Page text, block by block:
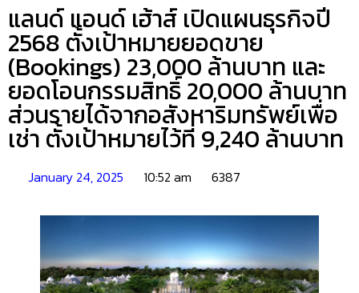
แลนด์ แอนด์ เฮ้าส์ เปิดแผนธุรกิจปี
2568 ตั้งเป้าหมายยอดขาย
(Bookings) 23,000 ล้านบาท และ
ยอดโอนกรรมสิทธิ์ 20,000 ล้านบาท
ส่วนรายได้จากอสังหาริมทรัพย์เพื่อ
เช่า ตั้งเป้าหมายไว้ที่ 9,240 ล้านบาท
January 24, 2025 10:52 am 6387